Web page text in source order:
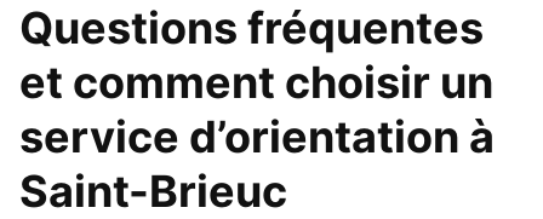
Questions fréquentes
et comment choisir un
service d’orientation à
Saint-Brieuc